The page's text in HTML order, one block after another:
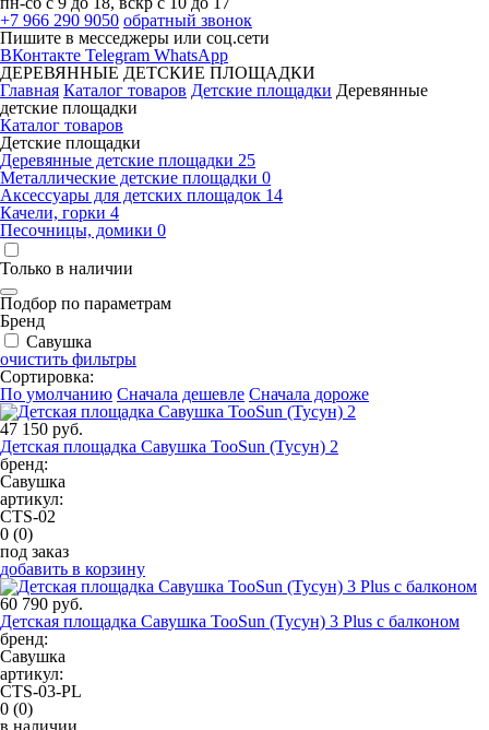
+7 966 290 9050 обратный звонок
Пишите в месседжеры или соц.сети
ВКонтакте Telegram WhatsApp
ДЕРЕВЯННЫЕ ДЕТСКИЕ ПЛОЩАДКИ
Главная Каталог товаров Детские площадки Деревянные
детские площадки
Каталог товаров
Детские площадки
Деревянные детские площадки 25
Металлические детские площадки 0
Аксессуары для детских площадок 14
Качели, горки 4
Песочницы, домики 0
Только в наличии
Подбор по параметрам
Бренд
Савушка
очистить фильтры
Сортировка:
По умолчанию Сначала дешевле Сначала дороже
47 150 руб.
Детская площадка Савушка TooSun (Тусун) 2
бренд:
Савушка
артикул:
СTS-02
0 (0)
под заказ
добавить в корзину
60 790 руб.
Детская площадка Савушка TooSun (Тусун) 3 Plus c балконом
бренд:
Савушка
артикул:
СTS-03-PL
0 (0)
в наличии